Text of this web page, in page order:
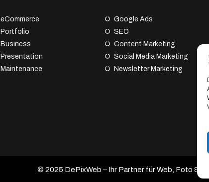
eCommerce
Portfolio
Business
Presentation
Maintenance
Google Ads
SEO
Content Marketing
Social Media Marketing
Newsletter Marketing
© 2025 DePixWeb – Ihr Partner für Web, Foto &